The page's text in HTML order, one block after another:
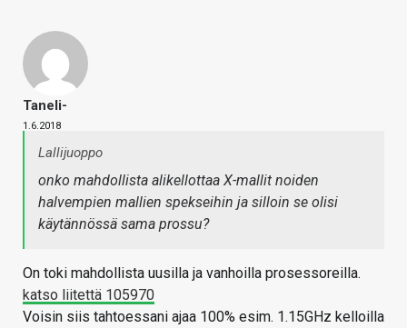
Taneli-
1.6.2018
Lallijuoppo
onko mahdollista alikellottaa X-mallit noiden
halvempien mallien spekseihin ja silloin se olisi
käytännössä sama prossu?
On toki mahdollista uusilla ja vanhoilla prosessoreilla.
katso liitettä 105970
Voisin siis tahtoessani ajaa 100% esim. 1.15GHz kelloilla